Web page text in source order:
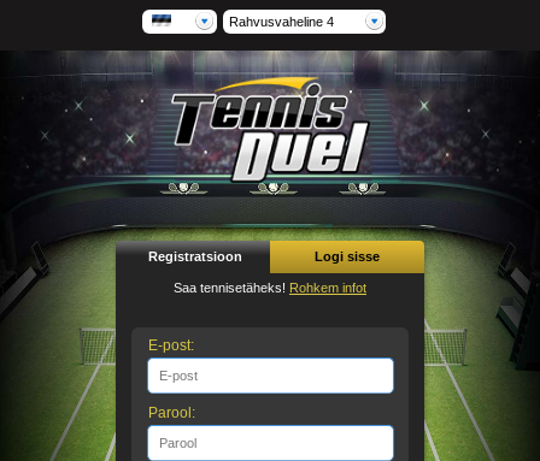
Rahvusvaheline 4
Registratsioon Logi sisse
Saa tennisetäheks! Rohkem infot
E-post:
Parool: